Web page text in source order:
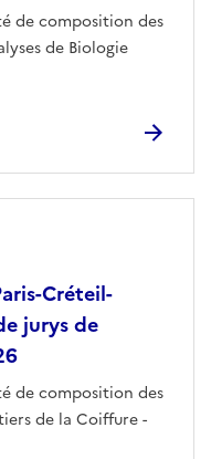
de composition des
de Biologie
Créteil-
jurys de
de composition des
de la Coiffure -